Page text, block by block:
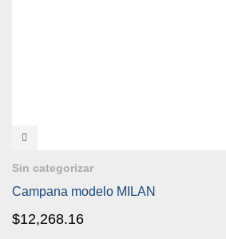
Sin categorizar
Campana modelo MILAN
$12,268.16